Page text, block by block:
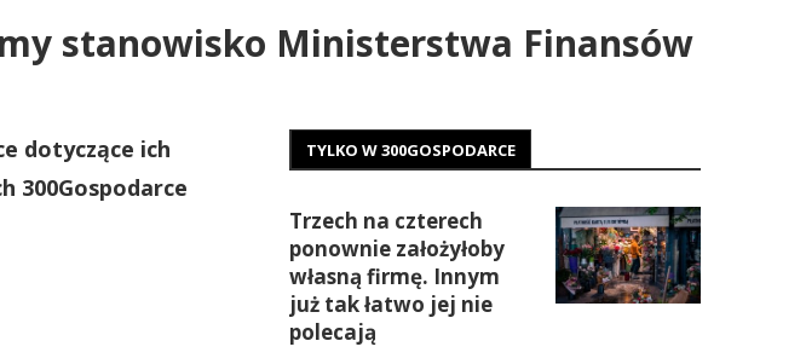
stanowisko Ministerstwa Finansów
dotyczące ich
300Gospodarce
TYLKO W 300GOSPODARCE
Trzech na czterech
ponownie założyłoby
własną firmę. Innym
już tak łatwo jej nie
polecają